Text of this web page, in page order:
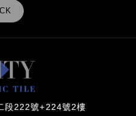
段222號+224號2樓